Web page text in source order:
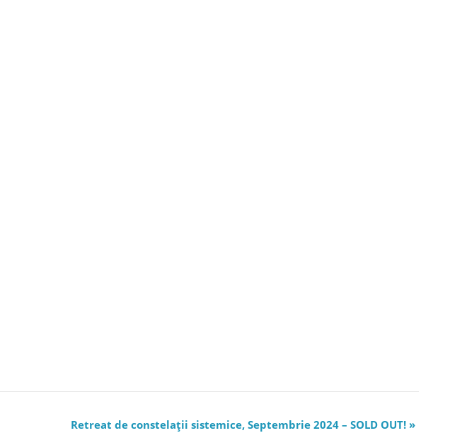
Retreat de constelații sistemice, Septembrie 2024 – SOLD OUT! »